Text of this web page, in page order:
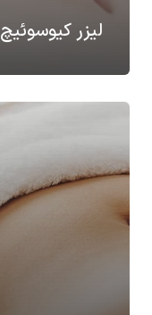
لیزر کیوسوئیچ